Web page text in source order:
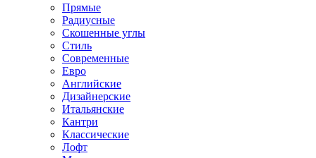
Прямые
Радиусные
Скошенные углы
Стиль
Современные
Евро
Английские
Дизайнерские
Итальянские
Кантри
Классические
Лофт